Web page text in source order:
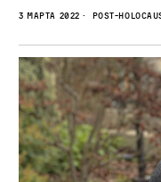
3 марта 2022 Post-